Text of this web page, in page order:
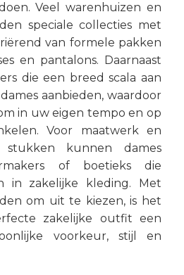
Veel warenhuizen en
speciale collecties met
van formele pakken
en pantalons. Daarnaast
die een breed scala aan
aanbieden, waardoor
in uw eigen tempo en op
Voor maatwerk en
stukken kunnen dames
of boetieks die
in zakelijke kleding. Met
om uit te kiezen, is het
zakelijke outfit een
voorkeur, stijl en